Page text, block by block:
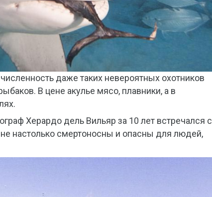
даже таких невероятных охотников
В цене акулье мясо, плавники, а в
Херардо дель Вильяр за 10 лет встречался с
настолько смертоносны и опасны для людей,